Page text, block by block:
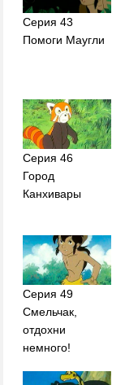
Серия 43
Помоги Маугли
Серия 46
Город
Канхивары
Серия 49
Смельчак,
отдохни
немного!